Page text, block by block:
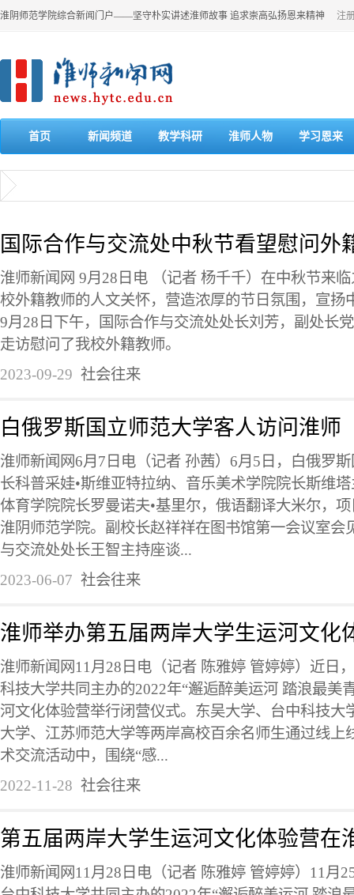
淮阴师范学院综合新闻门户——坚守朴实讲述淮师故事 追求崇高弘扬恩来精神 注
首页 新闻频道 教学科研 淮师人物 学习恩来
国际合作与交流处中秋节看望慰问外
淮师新闻网 9月28日电 （记者 杨千千）在中秋节来
校外籍教师的人文关怀，营造浓厚的节日氛围，宣扬
9月28日下午，国际合作与交流处处长刘芳，副处长
走访慰问了我校外籍教师。
2023-09-29 社会往来
白俄罗斯国立师范大学客人访问淮师
淮师新闻网6月7日电（记者 孙茜）6月5日，白俄罗
长科普采娃•斯维亚特拉纳、音乐美术学院院长斯维
体育学院院长罗曼诺夫•基里尔，俄语翻译大米尔，
淮阴师范学院。副校长赵祥祥在图书馆第一会议室会
与交流处处长王智主持座谈...
2023-06-07 社会往来
淮师举办第五届两岸大学生运河文化
淮师新闻网11月28日电（记者 陈雅婷 管婷婷）近日
科技大学共同主办的2022年“邂逅醉美运河 踏浪最美
河文化体验营举行闭营仪式。东吴大学、台中科技大
大学、江苏师范大学等两岸高校百余名师生通过线上
术交流活动中，围绕“感...
2022-11-28 社会往来
第五届两岸大学生运河文化体验营在
淮师新闻网11月28日电（记者 陈雅婷 管婷婷）11月